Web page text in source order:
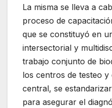
La misma se lleva a
proceso de
que se constituyó en
intersectorial y
trabajo conjunto de
los centros de testeo y
central, se
para asegurar el